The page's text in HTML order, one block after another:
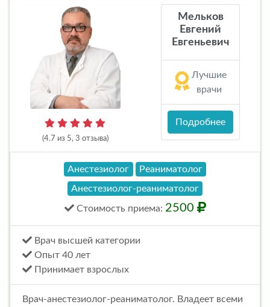
(4.7 из 5, 3 отзыва)
Мельков
Евгений
Евгеньевич
Лучшие
врачи
Подробнее
Анестезиолог
Реаниматолог
Анестезиолог-реаниматолог
Стоимость приема: 2500
Врач высшей категории
Опыт 40 лет
Принимает взрослых
Врач-анестезиолог-реаниматолог. Владеет всеми